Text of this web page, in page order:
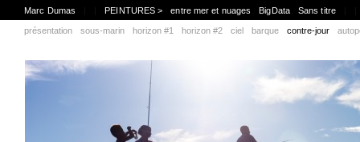
Marc Dumas PEINTURES > entre mer et nuages BigData Sans titre
présentation sous-marin horizon #1 horizon #2 ciel barque contre-jour